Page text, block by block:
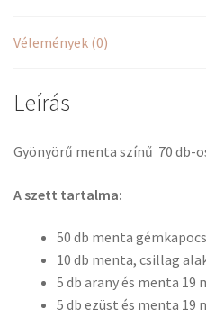
Vélemények (0)
Leírás
Gyönyörű menta színű 70 db-
A szett tartalma:
50 db menta gémkapocs
10 db menta, csillag
5 db arany és menta 19
5 db ezüst és menta 19